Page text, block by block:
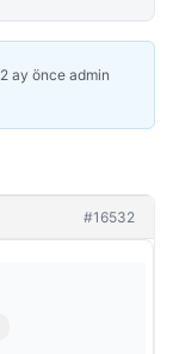
2 ay önce admin
#16532